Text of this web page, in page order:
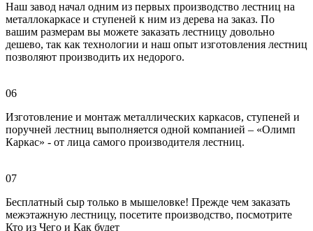
Наш завод начал одним из первых производство лестниц на
металлокаркасе и ступеней к ним из дерева на заказ. По
вашим размерам вы можете заказать лестницу довольно
дешево, так как технологии и наш опыт изготовления лестниц
позволяют производить их недорого.
06
Изготовление и монтаж металлических каркасов, ступеней и
поручней лестниц выполняется одной компанией – «Олимп
Каркас» - от лица самого производителя лестниц.
07
Бесплатный сыр только в мышеловке! Прежде чем заказать
межэтажную лестницу, посетите производство, посмотрите
Кто из Чего и Как будет